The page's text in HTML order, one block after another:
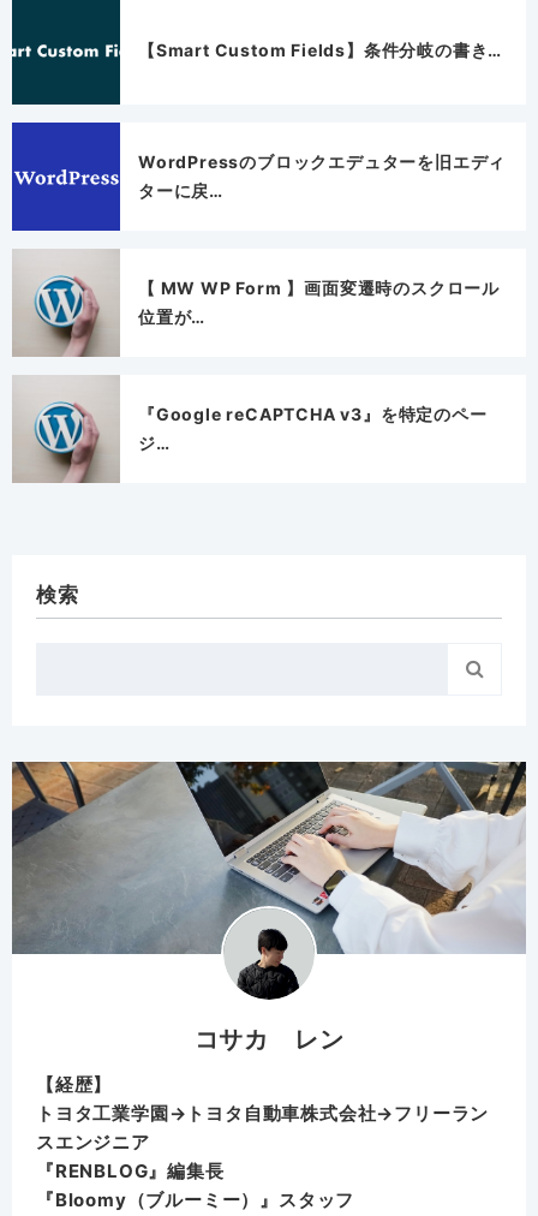
【Smart Custom Fields】条件分岐の書き…
WordPressのブロックエデュターを旧エディ
ターに戻…
【 MW WP Form 】画面変遷時のスクロール
位置が…
『Google reCAPTCHA v3』を特定のペー
ジ…
検索

コサカ レン
【経歴】
トヨタ工業学園→トヨタ自動車株式会社→フリーラン
スエンジニア
『RENBLOG』編集長
『Bloomy（ブルーミー） 』スタッフ